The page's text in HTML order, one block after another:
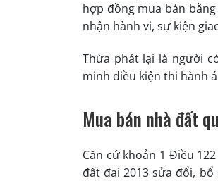
hợp đồng mua bán
nhận hành vi, sự kiện
Thừa phát lại là người
minh điều kiện thi hành
Mua bán nhà đất
Căn cứ khoản 1 Điều
đất đai 2013 sửa đổi,